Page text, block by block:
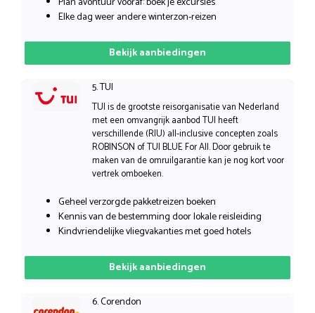
Elke dag weer andere winterzon-reizen
Bekijk aanbiedingen
5. TUI
TUI is de grootste reisorganisatie van Nederland
met een omvangrijk aanbod TUI heeft
verschillende (RIU) all-inclusive concepten zoals
ROBINSON of TUI BLUE For All. Door gebruik te
maken van de omruilgarantie kan je nog kort voor
vertrek omboeken.
Geheel verzorgde pakketreizen boeken
Kennis van de bestemming door lokale reisleiding
Kindvriendelijke vliegvakanties met goed hotels
Bekijk aanbiedingen
6. Corendon